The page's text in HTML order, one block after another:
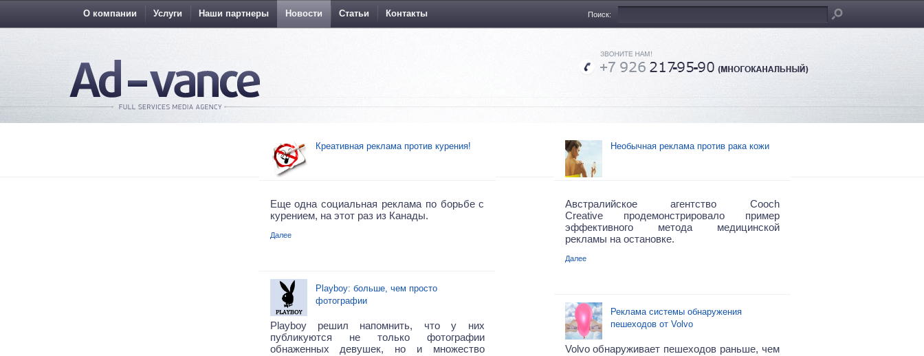
О компании Услуги Наши партнеры Новости Статьи Контакты Поиск:
Креативная реклама против курения!
Еще одна социальная реклама по борьбе с
курением, на этот раз из Канады.
Далее
Playboy: больше, чем просто
фотографии
Playboy решил напомнить, что у них
публикуются не только фотографии
обнаженных девушек, но и множество
Необычная реклама против рака кожи
Австралийское агентство Cooch
Creative продемонстрировало пример
эффективного метода медицинской
рекламы на остановке.
Далее
Реклама системы обнаружения
пешеходов от Volvo
Volvo обнаруживает пешеходов раньше, чем